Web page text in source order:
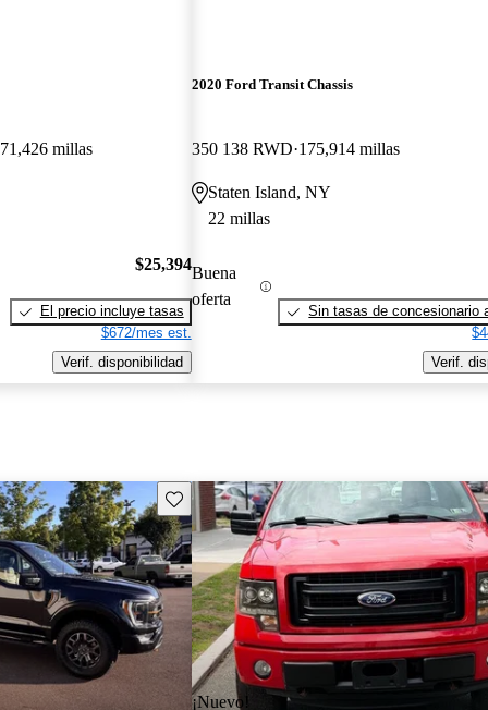
71,426 millas
$25,394
El precio incluye tasas
$672/mes est.
Verif. disponibilidad
2020 Ford Transit Chassis
350 138 RWD 175,914 millas
Staten Island, NY
22 millas
Buena
oferta
Sin tasas de concesionario
Verif.
Guarda este Aviso
¡Nuevo!